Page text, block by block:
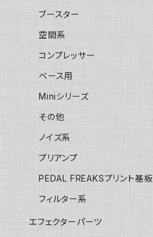
ブースター
空間系
コンプレッサー
ベース用
Miniシリーズ
その他
ノイズ系
プリアンプ
PEDAL FREAKSプリント基板
フィルター系
エフェクターパーツ